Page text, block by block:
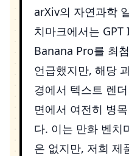
arXiv의 자연과학
치마크에서는
Banana Pro를 최
언급했지만, 해당
경에서 텍스트 렌
면에서 여전히 병
다. 이는 만화 벤치
은 없지만, 저희 제